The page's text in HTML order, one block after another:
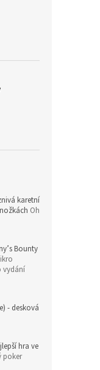
karetní
Oh
Bounty
vydání
- desková
hra ve
poker